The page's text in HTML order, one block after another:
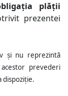
plății
prezentei
și nu reprezintă
prevederi
dispoziție.